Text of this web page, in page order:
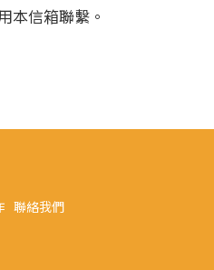
本信箱聯繫。
聯絡我們